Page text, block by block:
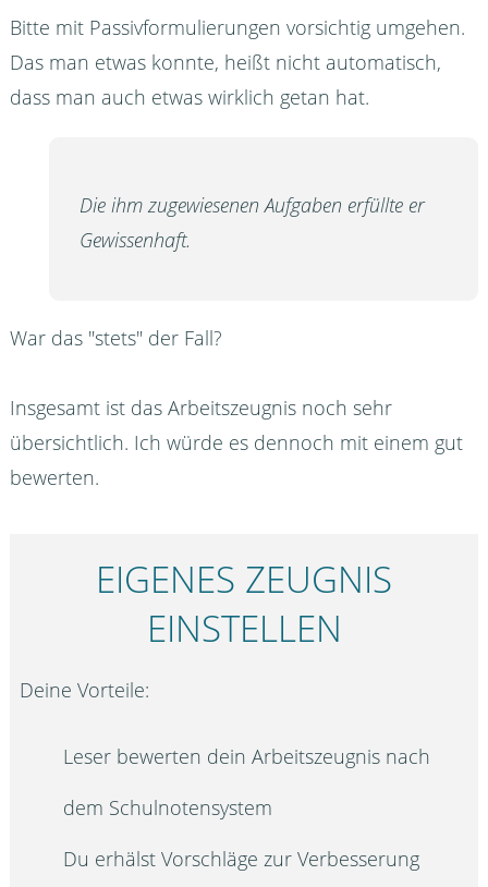
Bitte mit Passivformulierungen vorsichtig umgehen.
Das man etwas konnte, heißt nicht automatisch,
dass man auch etwas wirklich getan hat.
Die ihm zugewiesenen Aufgaben erfüllte er
Gewissenhaft.
War das "stets" der Fall?
Insgesamt ist das Arbeitszeugnis noch sehr
übersichtlich. Ich würde es dennoch mit einem gut
bewerten.
EIGENES ZEUGNIS
EINSTELLEN
Deine Vorteile:
Leser bewerten dein Arbeitszeugnis nach
dem Schulnotensystem
Du erhälst Vorschläge zur Verbesserung